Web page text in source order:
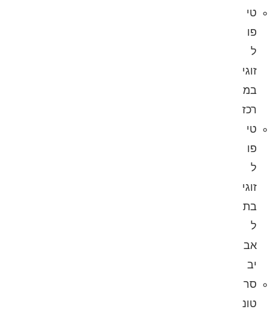
טי
פו
ל
זוגי
במ
רכז
טי
פו
ל
זוגי
בת
ל
אב
יב
סר
טונ